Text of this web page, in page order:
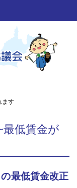
ます
最低賃金が
最低賃金改正